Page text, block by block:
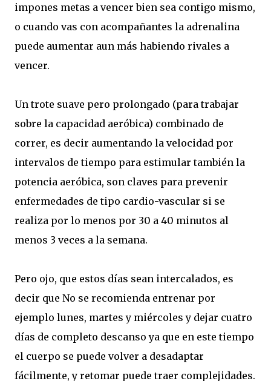
impones metas a vencer bien sea contigo mismo,
o cuando vas con acompañantes la adrenalina
puede aumentar aun más habiendo rivales a
vencer.
Un trote suave pero prolongado (para trabajar
sobre la capacidad aeróbica) combinado de
correr, es decir aumentando la velocidad por
intervalos de tiempo para estimular también la
potencia aeróbica, son claves para prevenir
enfermedades de tipo cardio-vascular si se
realiza por lo menos por 30 a 40 minutos al
menos 3 veces a la semana.
Pero ojo, que estos días sean intercalados, es
decir que No se recomienda entrenar por
ejemplo lunes, martes y miércoles y dejar cuatro
días de completo descanso ya que en este tiempo
el cuerpo se puede volver a desadaptar
fácilmente, y retomar puede traer complejidades.